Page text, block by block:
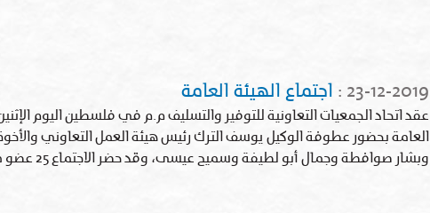
23-12-2019
: اجتماع الهيئة العامة
العامة بحضور عطوفة الوكيل يوسف الترك رئيس هيئة العمل التعاوني
وبشار صوافطة وجمال أبو لطيفة وسميح عيسى، وقد حضر الاجتماع 25 عضو ممثلين عن 11 جمعية…